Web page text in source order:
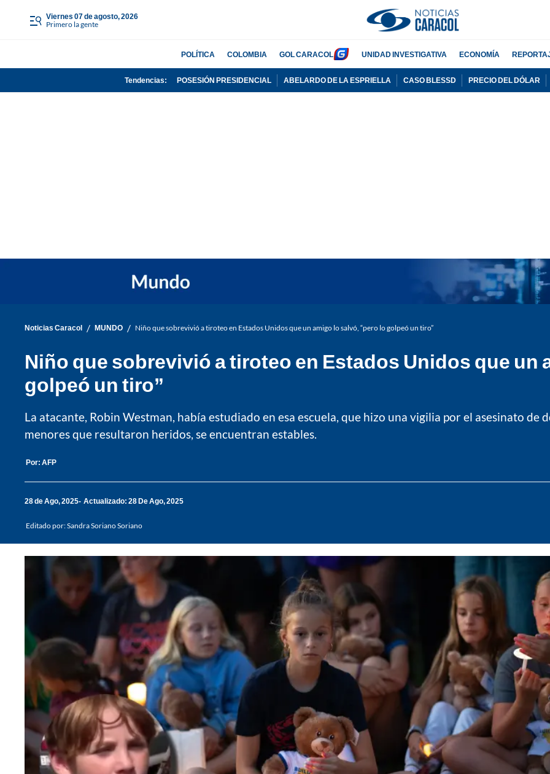
viernes 07 de agosto, 2026
Primero la gente
POLÍTICA COLOMBIA GOL CARACOL UNIDAD INVESTIGATIVA ECONOMÍA
Tendencias: POSESIÓN PRESIDENCIAL ABELARDO DE LA ESPRIELLA CASO BLESSD PRECIO DEL DÓLAR
Noticias Caracol / MUNDO / Niño que sobrevivió a tiroteo en Estados Unidos que un amigo lo salvó, “pero lo golpeó un tiro”
Niño que sobrevivió a tiroteo en Estados Unidos que un
golpeó un tiro”
La atacante, Robin Westman, había estudiado en esa escuela, que hizo una vigilia por el asesinato de
menores que resultaron heridos, se encuentran estables.
Por: AFP
28 de Ago, 2025 Actualizado: 28 De Ago, 2025
Editado por:Sandra Soriano Soriano